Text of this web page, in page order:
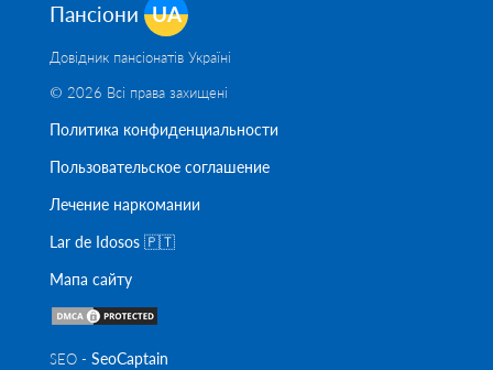
Пансіони UA
Довідник пансіонатів Україні
© 2026 Всі права захищені
Политика конфиденциальности
Пользовательское соглашение
Лечение наркомании
Lar de Idosos 🇵🇹
Мапа сайту
SEO - SeoСaptain